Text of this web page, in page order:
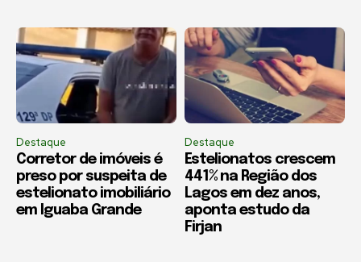
Destaque
Corretor de imóveis é
preso por suspeita de
estelionato imobiliário
em Iguaba Grande
Destaque
Estelionatos crescem
441% na Região dos
Lagos em dez anos,
aponta estudo da
Firjan